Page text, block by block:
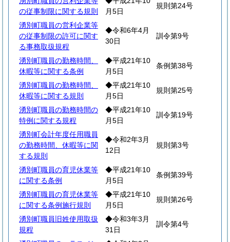
の従事制限に関する規則
月5日
規則第24号
湧別町職員の営利企業等
の従事制限の許可に関す
る事務取扱規程
◆令和6年4月
30日
訓令第9号
湧別町職員の勤務時間、
休暇等に関する条例
◆平成21年10
月5日
条例第38号
湧別町職員の勤務時間、
休暇等に関する規則
◆平成21年10
月5日
規則第25号
湧別町職員の勤務時間の
特例に関する規程
◆平成21年10
月5日
訓令第19号
湧別町会計年度任用職員
の勤務時間、休暇等に関
する規則
◆令和2年3月
12日
規則第3号
湧別町職員の育児休業等
に関する条例
◆平成21年10
月5日
条例第39号
湧別町職員の育児休業等
に関する条例施行規則
◆平成21年10
月5日
規則第26号
湧別町職員旧姓使用取扱
規程
◆令和3年3月
31日
訓令第4号